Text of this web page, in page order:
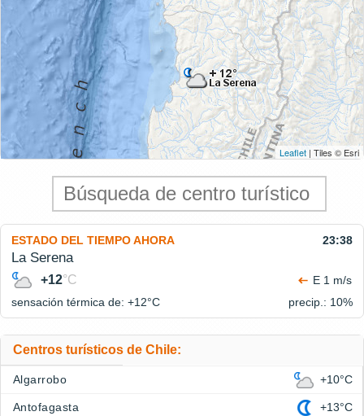
Leaflet | Tiles © Esri
ESTADO DEL TIEMPO AHORA 23:38
La Serena
+12°C
E 1 m/s
sensación térmica de: +12°C precip.: 10%
Centros turísticos de Chile:
Algarrobo +10°C
Antofagasta +13°C